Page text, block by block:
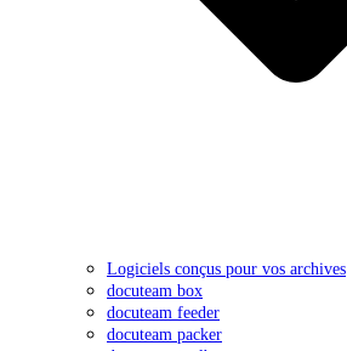
Logiciels conçus pour vos archives
docuteam box
docuteam feeder
docuteam packer